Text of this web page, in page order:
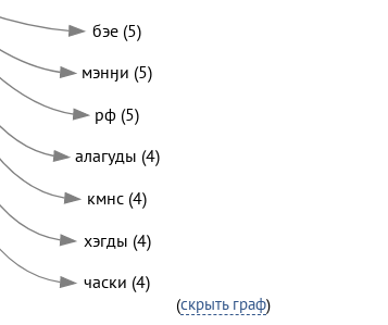
бэе (5)
мэнӈи (5)
рф (5)
алагуды (4)
кмнс (4)
хэгды (4)
часки (4)
(скрыть граф)